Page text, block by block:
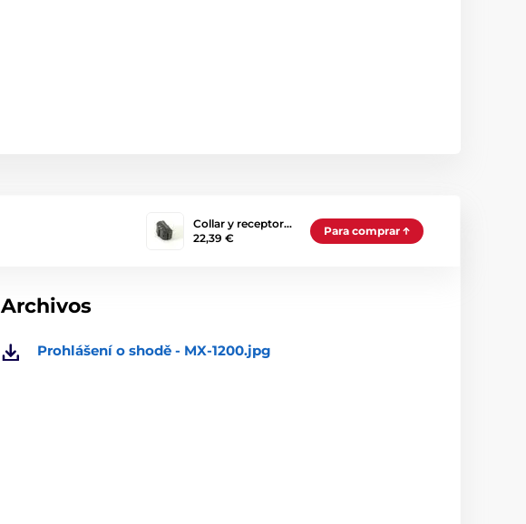
Collar y receptor…
22,39 €
Para comprar
Archivos
Prohlášení o shodě - MX-1200.jpg